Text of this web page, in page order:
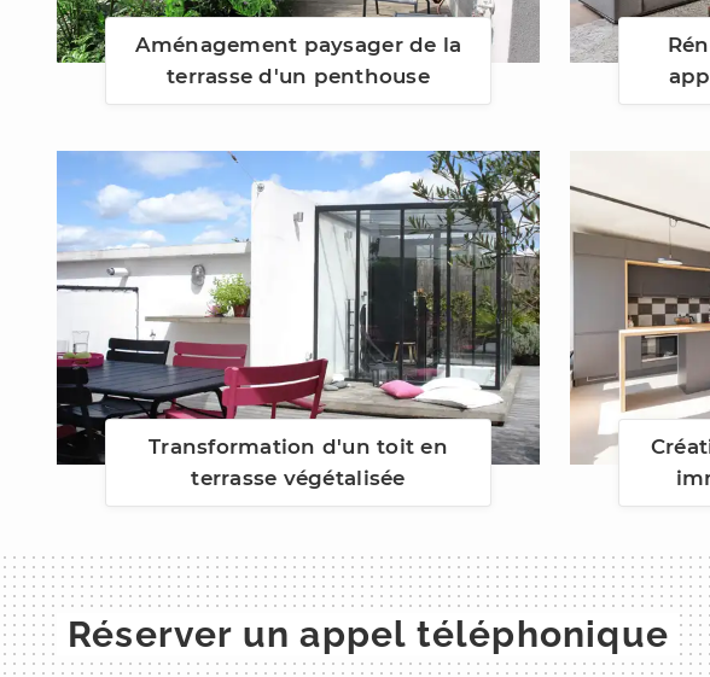
Aménagement paysager de la
terrasse d'un penthouse
Transformation d'un toit en
terrasse végétalisée
Réserver un appel téléphonique